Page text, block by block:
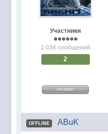
Участники
1 038 сообщений
2
OFFLINE ABuK